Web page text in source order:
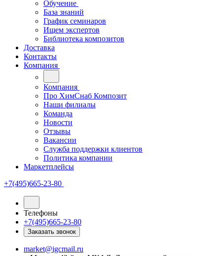
Обучение
База знаний
График семинаров
Ищем экспертов
Библиотека композитов
Доставка
Контакты
Компания
Компания
Про ХимСнаб Композит
Наши филиалы
Команда
Новости
Отзывы
Вакансии
Служба поддержки клиентов
Политика компании
Маркетплейсы
+7(495)665-23-80
Телефоны
+7(495)665-23-80
Заказать звонок
market@igcmail.ru